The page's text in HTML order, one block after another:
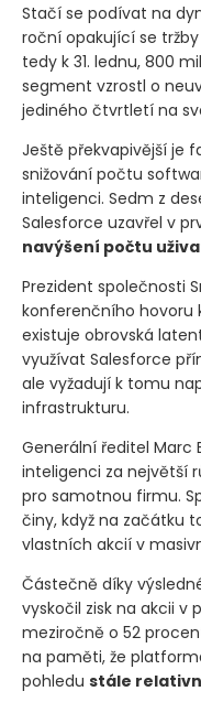
Stačí se podívat na
roční opakující se
tedy k 31. lednu, 800
segment vzrostl o
jediného čtvrtletí na
Ještě překvapivější je
snižování počtu
inteligenci. Sedm z
Salesforce uzavřel v
navýšení počtu
Prezident společnosti
konferenčního hovoru
existuje obrovská
využívat Salesforce
ale vyžadují k tomu
infrastrukturu.
Generální ředitel
inteligenci za největší
pro samotnou firmu.
činy, když na začátku
vlastních akcií v
Částečně díky
vyskočil zisk na akcii
meziročně o 52
na paměti, že
pohledu stále